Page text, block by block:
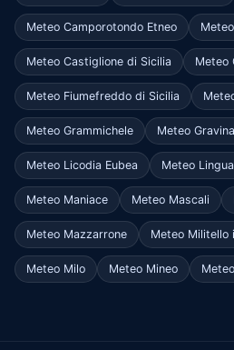
Meteo Camporotondo Etneo
Meteo Castiglione di Sicilia Meteo
Meteo Fiumefreddo di Sicilia
Meteo Grammichele Meteo
Meteo Licodia Eubea Meteo
Meteo Maniace Meteo Mascali
Meteo Mazzarrone Meteo Militello
Meteo Milo Meteo Mineo